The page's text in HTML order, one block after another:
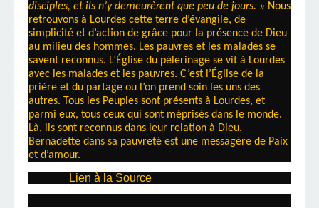
disciples, et ils n’y demeurèrent que peu de jours. » Nous
retrouvons à Lourdes cette terre d’évangile, de
simplicité et d’action de grâce pour la présence de Dieu
au milieu des hommes. Les pauvres et les malades se
savent reconnus. L’Église du pèlerinage se vit à Lourdes
avec les malades et les pauvres. C’est l’Église de la
prière et du partage ou l’on prend soin les uns des
autres. Tous les Peuples sont présents à Lourdes, et
parmi eux, tous ceux qui sont méprisés dans le monde.
Là, ils sont reconnus dans leur relation à Dieu.
Bernadette dans sa pauvreté est une messagère de Paix
et d’amour.
Lien à la Source